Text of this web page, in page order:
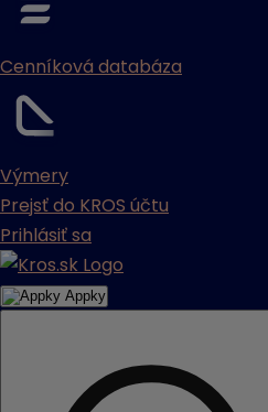
Cenníková databáza
Výmery
Prejsť do KROS účtu
Prihlásiť sa
Appky